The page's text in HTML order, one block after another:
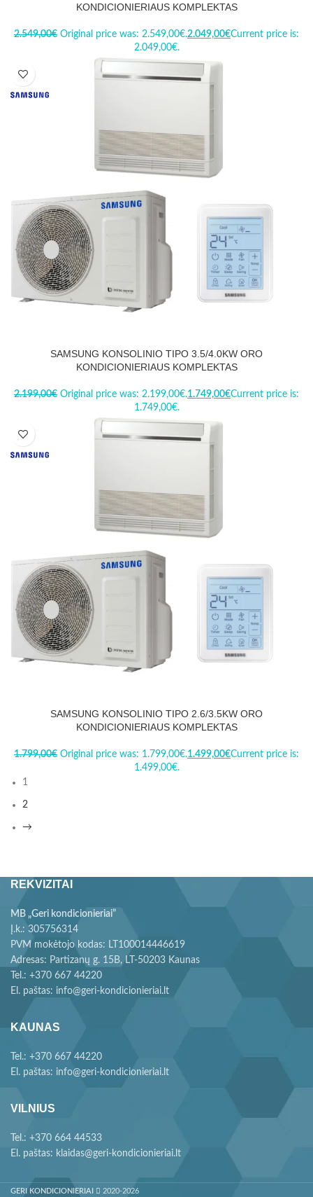
KONDICIONIERIAUS KOMPLEKTAS
2.549,00€ Original price was: 2.549,00€.2.049,00€Current price is:
2.049,00€.
-20%
SAMSUNG KONSOLINIO TIPO 3.5/4.0KW ORO
KONDICIONIERIAUS KOMPLEKTAS
2.199,00€ Original price was: 2.199,00€.1.749,00€Current price is:
1.749,00€.
-17%
SAMSUNG KONSOLINIO TIPO 2.6/3.5KW ORO
KONDICIONIERIAUS KOMPLEKTAS
1.799,00€ Original price was: 1.799,00€.1.499,00€Current price is:
1.499,00€.
1
2
→
REKVIZITAI
MB „Geri kondicionieriai”
Į.k.: 305756314
PVM mokėtojo kodas: LT100014446619
Adresas: Partizanų g. 15B, LT-50203 Kaunas
Tel.: +370 667 44220
El. paštas: info@geri-kondicionieriai.lt
KAUNAS
Tel.: +370 667 44220
El. paštas: info@geri-kondicionieriai.lt
VILNIUS
Tel.: +370 664 44533
El. paštas: klaidas@geri-kondicionieriai.lt
GERI KONDICIONIERIAI 2020-2026